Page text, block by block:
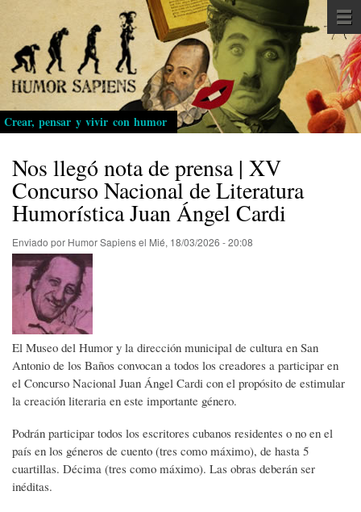
Pasar
al
contenido
principal
Crear, pensar y vivir con humor
Nos llegó nota de prensa | XV
Concurso Nacional de Literatura
Humorística Juan Ángel Cardi
Enviado por Humor Sapiensel Mié, 18/03/2026 - 20:08
El Museo del Humor y la dirección municipal de cultura en San
Antonio de los Baños convocan a todos los creadores a participar en
el Concurso Nacional Juan Ángel Cardi con el propósito de estimular
la creación literaria en este importante género.
Podrán participar todos los escritores cubanos residentes o no en el
país en los géneros de cuento (tres como máximo), de hasta 5
cuartillas. Décima (tres como máximo). Las obras deberán ser
inéditas.